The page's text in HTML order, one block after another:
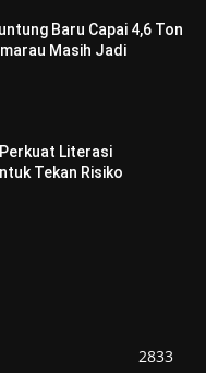
Baru Capai 4,6 Ton
Masih Jadi
Literasi
Tekan Risiko
2833